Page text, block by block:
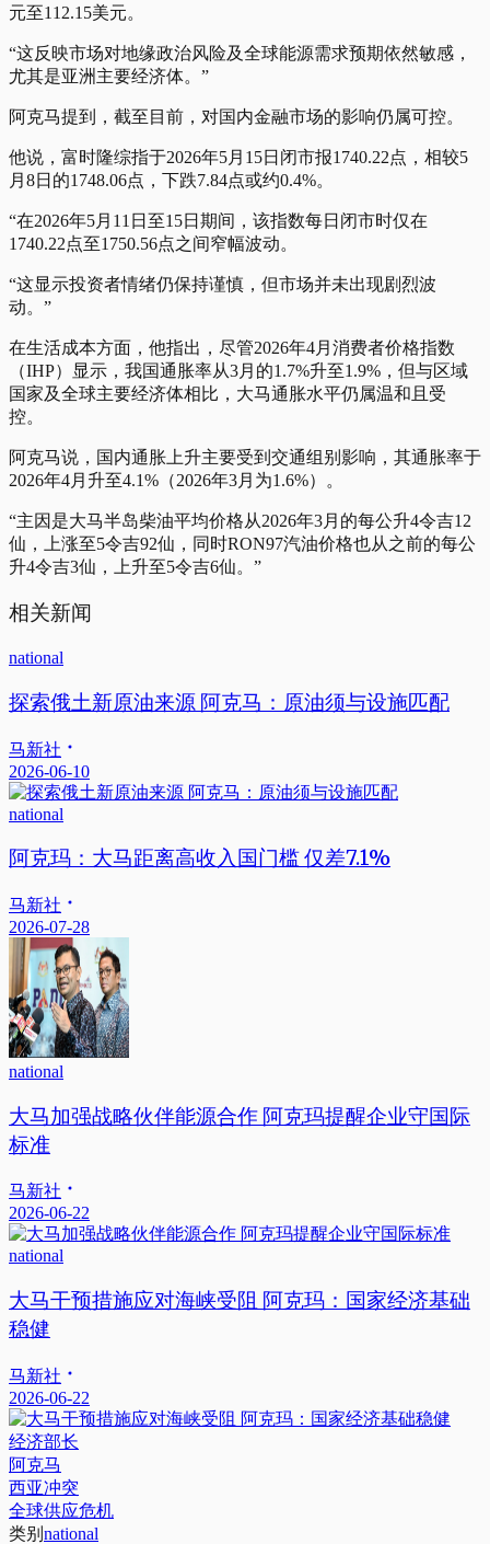
元至112.15美元。
“这反映市场对地缘政治风险及全球能源需求预期依然敏感，
尤其是亚洲主要经济体。”
阿克马提到，截至目前，对国内金融市场的影响仍属可控。
他说，富时隆综指于2026年5月15日闭市报1740.22点，相较5
月8日的1748.06点，下跌7.84点或约0.4%。
“在2026年5月11日至15日期间，该指数每日闭市时仅在
1740.22点至1750.56点之间窄幅波动。
“这显示投资者情绪仍保持谨慎，但市场并未出现剧烈波
动。”
在生活成本方面，他指出，尽管2026年4月消费者价格指数
（IHP）显示，我国通胀率从3月的1.7%升至1.9%，但与区域
国家及全球主要经济体相比，大马通胀水平仍属温和且受
控。
阿克马说，国内通胀上升主要受到交通组别影响，其通胀率于
2026年4月升至4.1%（2026年3月为1.6%）。
“主因是大马半岛柴油平均价格从2026年3月的每公升4令吉12
仙，上涨至5令吉92仙，同时RON97汽油价格也从之前的每公
升4令吉3仙，上升至5令吉6仙。”
相关新闻
national
探索俄土新原油来源 阿克马：原油须与设施匹配
马新社
2026-06-10
national
阿克玛：大马距离高收入国门槛 仅差7.1%
马新社
2026-07-28
national
大马加强战略伙伴能源合作 阿克玛提醒企业守国际
标准
马新社
2026-06-22
national
大马干预措施应对海峡受阻 阿克玛：国家经济基础
稳健
马新社
2026-06-22
经济部长
阿克马
西亚冲突
全球供应危机
类别 national